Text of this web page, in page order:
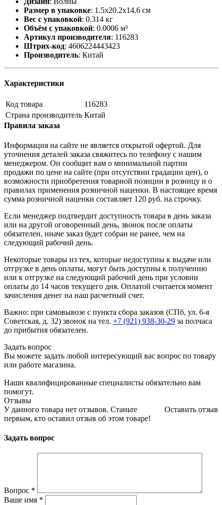
Размер в упаковке: 1.5x20.2x14.6 см
Вес с упаковкой: 0.314 кг
Объём с упаковкой: 0.0006 м³
Артикул производителя: 116283
Штрих-код: 4606224443423
Производитель: Китай
Характеристики
Код товара
116283
Страна производитель Китай
Правила заказа
Информация на сайте не является открытой офертой. Для
уточнения деталей заказа свяжитесь по телефону с нашим
менеджером. Он сообщит вам о минимальной партии
продажи по цене на сайте (при отсутствии градации цен), о
возможности приобретения товарной позиции в розницу и о
правилах применения розничной наценки. В настоящее время
сумма розничной наценки составляет 120 руб. на строчку.
Если менеджер подтвердит доступность товара в день заказа
или на другой оговоренный день, звонок после оплаты
обязателен, иначе заказ будет собран не ранее, чем на
следующий рабочий день.
Некоторые товары из тех, которые недоступны к выдаче или
отгрузке в день оплаты, могут быть доступны к получению
или к отгрузке на следующий рабочий день при условии
оплаты до 14 часов текущего дня. Оплатой считается момент
зачисления денег на наш расчетный счет.
Важно: при самовывозе с пункта сборa заказов (СПб, ул. 6-я
Советская, д. 32) звонок на тел. +7 (921) 938-30-29 за полчаса
до прибытия обязателен.
Задать вопрос
Вы можете задать любой интересующий вас вопрос по товару
или работе магазина.
Наши квалифицированные специалисты обязательно вам
помогут.
Отзывы
Оставить отзыв
У данного товара нет отзывов. Станьте
первым, кто оставил отзыв об этом товаре!
Задать вопрос
Вопрос *
Ваше имя *